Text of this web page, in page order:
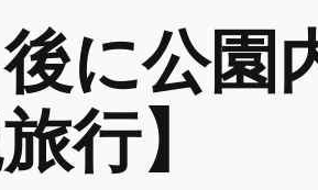
に公園
行】